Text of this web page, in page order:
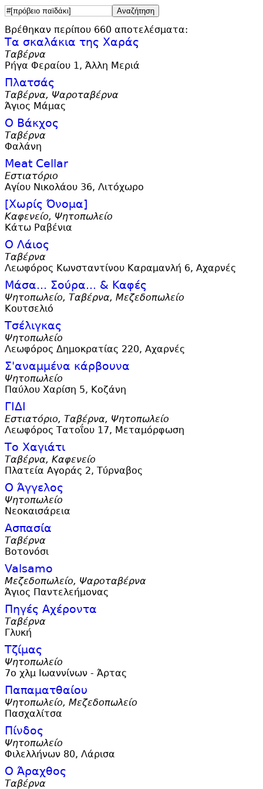
Βρέθηκαν περίπου 660 αποτελέσματα:
Τα σκαλάκια της Χαράς
Ταβέρνα
Ρήγα Φεραίου 1, Άλλη Μεριά
Πλατσάς
Ταβέρνα, Ψαροταβέρνα
Άγιος Μάμας
Ο Βάκχος
Ταβέρνα
Φαλάνη
Meat Cellar
Εστιατόριο
Αγίου Νικολάου 36, Λιτόχωρο
[Χωρίς Όνομα]
Καφενείο, Ψητοπωλείο
Κάτω Ραβένια
Ο Λάιος
Ταβέρνα
Λεωφόρος Κωνσταντίνου Καραμανλή 6, Αχαρνές
Μάσα... Σούρα... & Καφές
Ψητοπωλείο, Ταβέρνα, Μεζεδοπωλείο
Κουτσελιό
Τσέλιγκας
Ψητοπωλείο
Λεωφόρος Δημοκρατίας 220, Αχαρνές
Σ'αναμμένα κάρβουνα
Ψητοπωλείο
Παύλου Χαρίση 5, Κοζάνη
ΓΙΔΙ
Εστιατόριο, Ταβέρνα, Ψητοπωλείο
Λεωφόρος Τατοΐου 17, Μεταμόρφωση
Το Χαγιάτι
Ταβέρνα, Καφενείο
Πλατεία Αγοράς 2, Τύρναβος
Ο Άγγελος
Ψητοπωλείο
Νεοκαισάρεια
Ασπασία
Ταβέρνα
Βοτονόσι
Valsamo
Μεζεδοπωλείο, Ψαροταβέρνα
Άγιος Παντελεήμονας
Πηγές Αχέροντα
Ταβέρνα
Γλυκή
Τζίμας
Ψητοπωλείο
7ο χλμ Ιωαννίνων - Άρτας
Παπαματθαίου
Ψητοπωλείο, Μεζεδοπωλείο
Πασχαλίτσα
Πίνδος
Ψητοπωλείο
Φιλελλήνων 80, Λάρισα
Ο Άραχθος
Ταβέρνα